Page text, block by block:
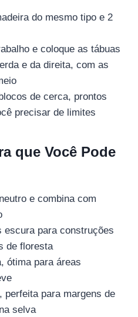
do mesmo tipo e 2
e coloque as tábuas
e da direita, com as
de cerca, prontos
precisar de limites
que Você Pode
e combina com
escura para construções
de floresta
ótima para áreas
perfeita para margens de
selva